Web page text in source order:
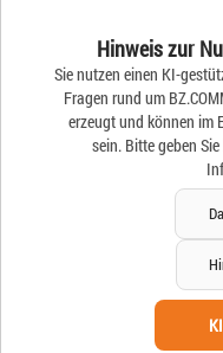
Hinweis zur
Sie nutzen einen KI-
Fragen rund um
erzeugt und können im
sein. Bitte geben
Frische